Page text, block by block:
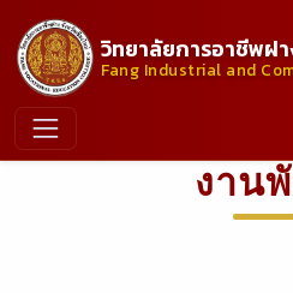
วิทยาลัยการอาชีพฝ
Fang Industrial and
งาน